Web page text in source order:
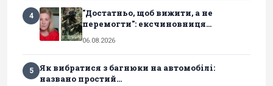
4
"Достатньо, щоб вижити, а не
перемогти": ексчиновниця...
06.08.2026
5
Як вибратися з багнюки на автомобілі:
названо простий...